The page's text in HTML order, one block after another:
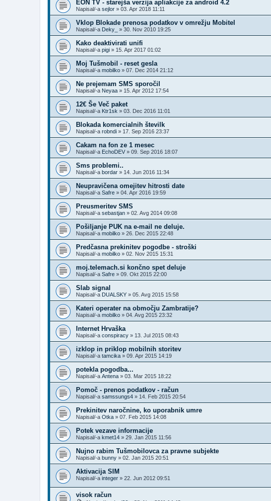
EON TV - starejša verzija apliakcije za android 4.2
Napisal/-a sejlor » 03. Apr 2018 11:11
Vklop Blokade prenosa podatkov v omrežju Mobitel
Napisal/-a Deky_ » 30. Nov 2010 19:25
Kako deaktivirati unifi
Napisal/-a pigi » 15. Apr 2017 01:02
Moj Tušmobil - reset gesla
Napisal/-a mobilko » 07. Dec 2014 21:12
Ne prejemam SMS sporočil
Napisal/-a Neyaa » 15. Apr 2012 17:54
12€ Še Več paket
Napisal/-a Ktr1sk » 03. Dec 2016 11:01
Blokada komercialnih številk
Napisal/-a robndi » 17. Sep 2016 23:37
Cakam na fon ze 1 mesec
Napisal/-a EchoDEV » 09. Sep 2016 18:07
Sms problemi..
Napisal/-a bordar » 14. Jun 2016 11:34
Neupravičena omejitev hitrosti date
Napisal/-a Safre » 04. Apr 2016 19:59
Preusmeritev SMS
Napisal/-a sebastjan » 02. Avg 2014 09:08
Pošiljanje PUK na e-mail ne deluje.
Napisal/-a mobilko » 26. Dec 2015 22:48
Predčasna prekinitev pogodbe - stroški
Napisal/-a mobilko » 02. Nov 2015 15:31
moj.telemach.si končno spet deluje
Napisal/-a Safre » 09. Okt 2015 22:00
Slab signal
Napisal/-a DUALSKY » 05. Avg 2015 15:58
Kateri operater na območju Zambratije?
Napisal/-a mobilko » 04. Avg 2015 23:32
Internet Hrvaška
Napisal/-a conspiracy » 13. Jul 2015 08:43
izklop in priklop mobilnih storitev
Napisal/-a tamcika » 09. Apr 2015 14:19
potekla pogodba...
Napisal/-a Antena » 03. Mar 2015 18:22
Pomoč - prenos podatkov - račun
Napisal/-a samssungs4 » 14. Feb 2015 20:54
Prekinitev naročnine, ko uporabnik umre
Napisal/-a Otka » 07. Feb 2015 14:08
Potek vezave informacije
Napisal/-a kmet14 » 29. Jan 2015 11:56
Nujno rabim Tušmobilovca za pravne subjekte
Napisal/-a bunny » 02. Jan 2015 20:51
Aktivacija SIM
Napisal/-a integer » 22. Jun 2012 09:51
visok račun